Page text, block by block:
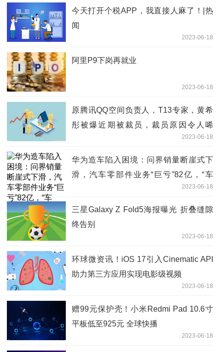
今天打开个税APP，我直接人麻了！|热
闻
2023-06-18
阿里P9下岗再就业
2023-06-18
原腾讯QQ空间负责人，T13专家，黄希
彤被爆近期被裁员，裁员原因令人唏
2023-06-18
华为造车陷入困境：问界销量断崖式下
滑，汽车零部件业务“巨亏”82亿，“车
2023-06-18
三星Galaxy Z Fold5海报曝光 折叠缝隙
终告别
2023-06-18
环球微资讯！iOS 17引入Cinematic API
助力第三方应用实现电影级视频
2023-06-18
赠99元保护壳！小米Redmi Pad 10.6寸
平板低至925元 全球快播
2023-06-18